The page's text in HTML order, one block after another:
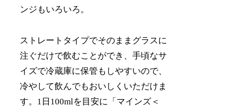
ンジもいろいろ。
ストレートタイプでそのままグラスに
注ぐだけで飲むことができ、手頃なサ
イズで冷蔵庫に保管もしやすいので、
冷やして飲んでもおいしくいただけま
す。1日100mlを目安に「マインズ＜